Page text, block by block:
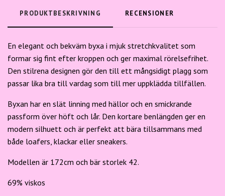
PRODUKTBESKRIVNING RECENSIONER
En elegant och bekväm byxa i mjuk stretchkvalitet som
formar sig fint efter kroppen och ger maximal rörelsefrihet.
Den stilrena designen gör den till ett mångsidigt plagg som
passar lika bra till vardag som till mer uppklädda tillfällen.
Byxan har en slät linning med hällor och en smickrande
passform över höft och lår. Den kortare benlängden ger en
modern silhuett och är perfekt att bära tillsammans med
både loafers, klackar eller sneakers.
Modellen är 172cm och bär storlek 42.
69% viskos